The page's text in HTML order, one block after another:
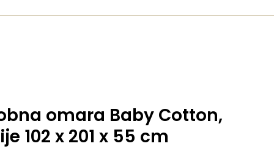
omara Baby Cotton,
102 x 201 x 55 cm